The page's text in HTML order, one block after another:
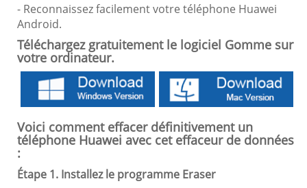
- Reconnaissez facilement votre téléphone Huawei
Android.
Téléchargez gratuitement le logiciel Gomme sur
votre ordinateur.
Voici comment effacer définitivement un
téléphone Huawei avec cet effaceur de données
:
Étape 1. Installez le programme Eraser